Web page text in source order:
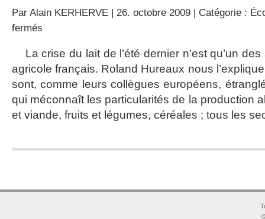
Par Alain KERHERVE | 26. octobre 2009 | Catégorie :
fermés
marché
intégral
tuer
l’agriculture
européenne
La crise du lait de l’été dernier n’est qu’un
agricole français. Roland Hureaux nous
sont, comme leurs collègues européens,
qui méconnaît les particularités de la production
et viande, fruits et légumes, céréales ; tous les